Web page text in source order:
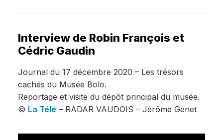
Interview de Robin François et
Cédric Gaudin
Journal du 17 décembre 2020 – Les trésors
cachés du Musée Bolo.
Reportage et visite du dépôt principal du musée.
© La Télé – RADAR VAUDOIS – Jérôme Genet